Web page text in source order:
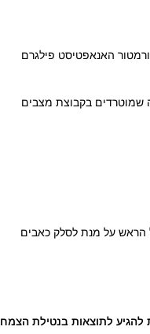
הונחה לפעמים בבגדי החתונה של החתן כדי להדוף את "קנאתם" של האלפים. במאה ה -16, הרפורמטור האנאפטיסט פילגרם
שמוטרדים בקבוצת מצבים
הראש על מנת לסלק כאבים
לתוצאות בנטילת הצמח